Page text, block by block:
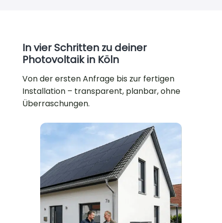
In vier Schritten zu deiner
Photovoltaik in Köln
Von der ersten Anfrage bis zur fertigen
Installation – transparent, planbar, ohne
Überraschungen.